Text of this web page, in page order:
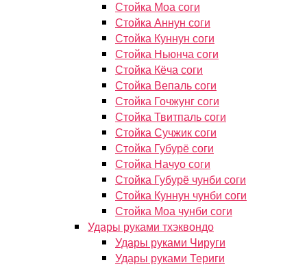
Стойка Моа соги
Стойка Аннун соги
Стойка Куннун соги
Стойка Ньюнча соги
Стойка Кёча соги
Стойка Вепаль соги
Стойка Гочжунг соги
Стойка Твитпаль соги
Стойка Сучжик соги
Стойка Губурё соги
Стойка Начуо соги
Стойка Губурё чунби соги
Стойка Куннун чунби соги
Стойка Моа чунби соги
Удары руками тхэквондо
Удары руками Чируги
Удары руками Териги